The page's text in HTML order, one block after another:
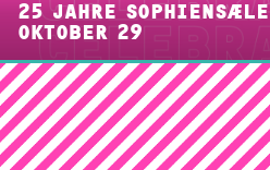
25 JAHRE SOPHIENSÆLE
OKTOBER 29